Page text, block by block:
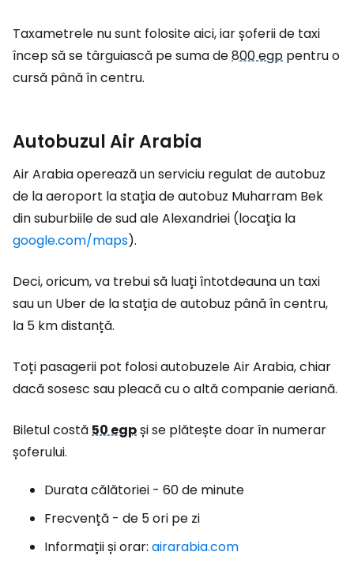
Taxametrele nu sunt folosite aici, iar șoferii de taxi
încep să se târguiască pe suma de800 egp pentru o
cursă până în centru.
Autobuzul Air Arabia
Air Arabia operează un serviciu regulat de autobuz
de la aeroport la stația de autobuz Muharram Bek
din suburbiile de sud ale Alexandriei (locația la
google.com/maps).
Deci, oricum, va trebui să luați întotdeauna un taxi
sau un Uber de la stația de autobuz până în centru,
la 5 km distanță.
Toți pasagerii pot folosi autobuzele Air Arabia, chiar
dacă sosesc sau pleacă cu o altă companie aeriană.
Biletul costă50 egpși se plătește doar în numerar
șoferului.
Durata călătoriei - 60 de minute
Frecvență - de 5 ori pe zi
Informații și orar: airarabia.com